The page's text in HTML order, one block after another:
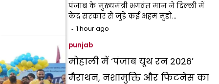
पंजाब के मुख्यमंत्री भगवंत मान ने दिल्ली में
केंद्र सरकार से जुड़े कई अहम मुद्दों…
1 hour ago
punjab
मोहाली में ‘पंजाब यूथ रन 2026’
मैराथन, नशामुक्ति और फिटनेस का